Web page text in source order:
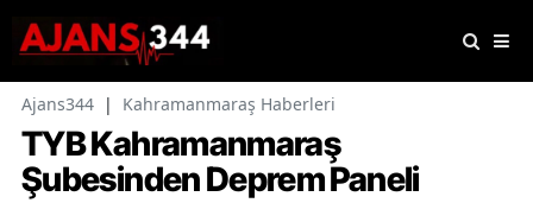
Ajans344 | Kahramanmaraş Haberleri
TYB Kahramanmaraş
Şubesinden Deprem Paneli